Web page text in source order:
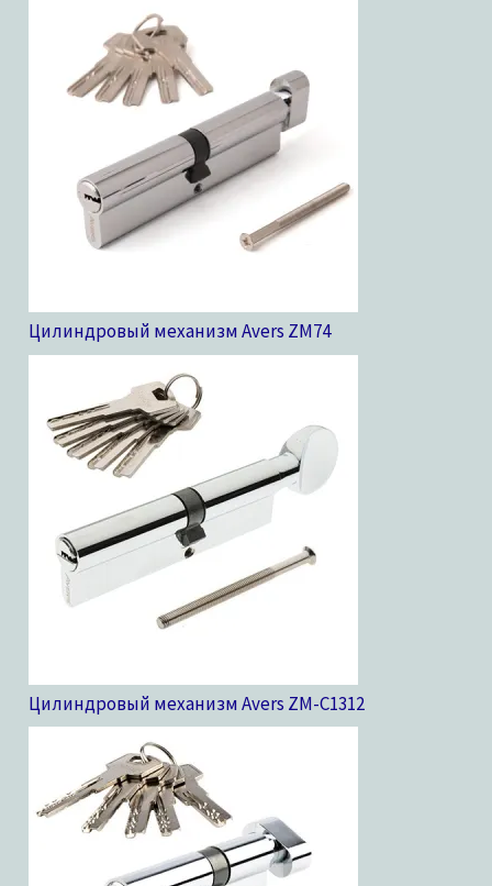
Цилиндровый механизм Avers ZM74
Цилиндровый механизм Avers ZM-C1312